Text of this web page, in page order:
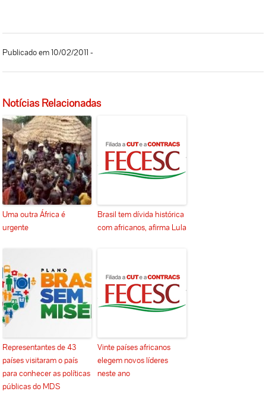
Publicado em 10/02/2011 -
Notícias Relacionadas
Uma outra África é
urgente
Brasil tem dívida histórica
com africanos, afirma Lula
Representantes de 43
países visitaram o país
para conhecer as políticas
públicas do MDS
Vinte países africanos
elegem novos líderes
neste ano